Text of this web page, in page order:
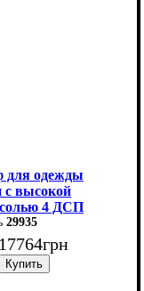
одежды
с высокой
4 ДСП
29935
17764грн